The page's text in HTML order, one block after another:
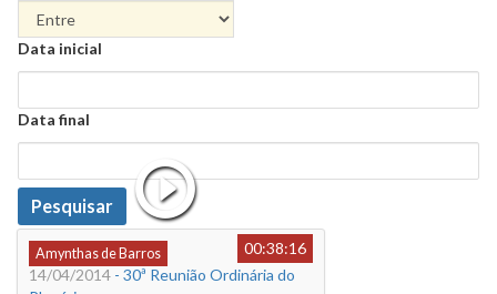
Data
Data inicial
Data
Data final
Data
Pesquisar
Amynthas de Barros
00:38:16
14/04/2014 - 30ª Reunião Ordinária do